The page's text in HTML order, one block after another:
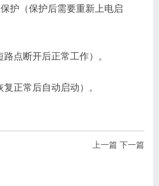
护（保护后需要重新上电启
点断开后正常工作）。
正常后自动启动）。
上一篇 下一篇